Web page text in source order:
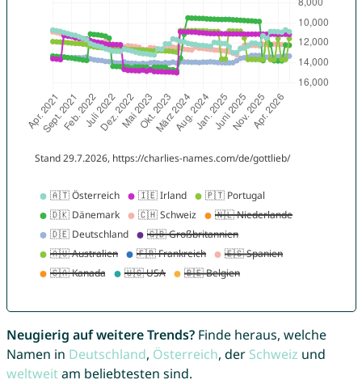
Neugierig auf weitere Trends?Finde heraus, welche
Namen in Deutschland, Österreich, der Schweiz und
weltweitam beliebtesten sind.